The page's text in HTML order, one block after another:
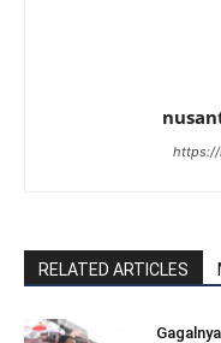
https://
RELATED ARTICLES